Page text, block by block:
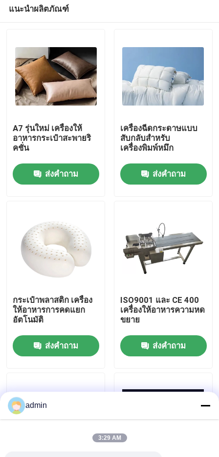
วิดีโอ
เกี่ยวกับเรา
ทัวร์โรงงาน
ติดต่อเรา
ข่าว
กรณี
แนะนำผลิตภัณฑ์
A7 รุ่นใหม่ เครื่องให้
อาหารกระเป๋าสะพายริ
คชั่น
ส่งคำถาม
เครื่องฉีดกระดาษแบบ
สับกลับสําหรับ
เครื่องพิมพ์หมึก
ส่งคำถาม
กระเป๋าพลาสติก เครื่อง
ให้อาหารการคดแยก
อัตโนมัติ
ส่งคำถาม
ISO9001 และ CE 400
เครื่องให้อาหารความหด
ขยาย
ส่งคำถาม
admin
3:29 AM